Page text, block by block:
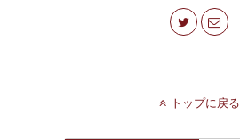
トップに戻る